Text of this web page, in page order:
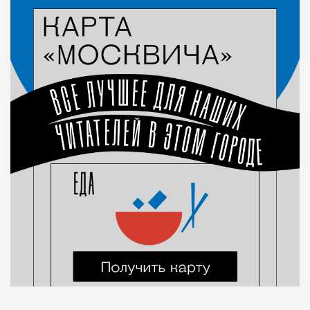
Город